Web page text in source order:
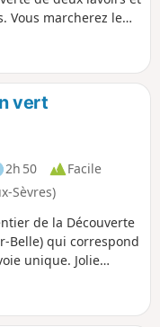
Vous marcherez le
vert
2h 50
Facile
Sèvres)
de la Découverte
Belle) qui correspond
unique. Jolie
être faite par